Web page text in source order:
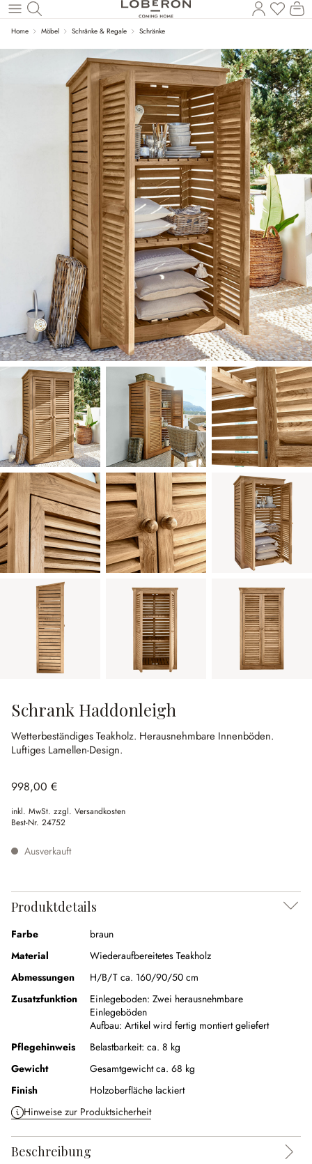
Zum Hauptinhalt springen
Du
Home Möbel Schränke & Regale Schränke
Schrank Haddonleigh
Wetterbeständiges Teakholz. Herausnehmbare Innenböden.
Luftiges Lamellen-Design.
998,00 €
inkl. MwSt. zzgl. Versandkosten
Best-Nr. 24752
Ausverkauft
Produktdetails
Farbe
braun
Material
Wiederaufbereitetes Teakholz
Abmessungen
H/B/T ca. 160/90/50 cm
Zusatzfunktion
Einlegeboden: Zwei herausnehmbare
Einlegeböden
Aufbau: Artikel wird fertig montiert geliefert
Pflegehinweis
Belastbarkeit: ca. 8 kg
Gewicht
Gesamtgewicht ca. 68 kg
Finish
Holzoberfläche lackiert
Hinweise zur Produktsicherheit
Beschreibung